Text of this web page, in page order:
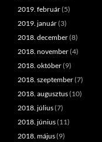
2019. február(5)
2019. január(3)
2018. december(8)
2018. november(4)
2018. október(9)
2018. szeptember(7)
2018. augusztus(10)
2018. július(7)
2018. június(11)
2018. május(9)